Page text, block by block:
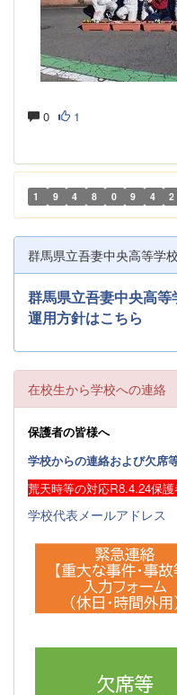
0 1
1 9 4 8 0 9 4 2
群馬県立吾妻中央高等学
群馬県立吾妻中央高
運用方針はこちら
在校生から学校への連絡
保護者の皆様へ
学校からの連絡および欠席
荒天時等の対応R8.4.24保
学校代表メールアドレス